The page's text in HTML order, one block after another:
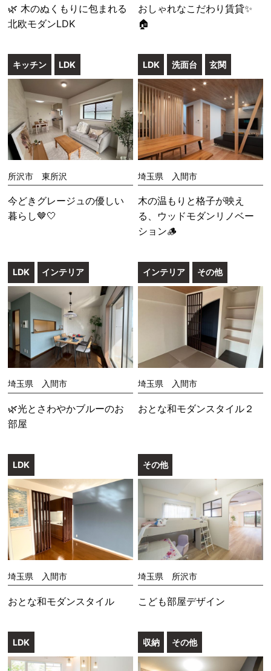
🌿 木のぬくもりに包まれる
北欧モダンLDK
おしゃれなこだわり賃貸✨
🏠
キッチン LDK
所沢市 東所沢
今どきグレージュの優しい
暮らし🤎🤍
LDK 洗面台 玄関
埼玉県 入間市
木の温もりと格子が映え
る、ウッドモダンリノベー
ション🪵
LDK インテリア
埼玉県 入間市
🌿光とさわやかブルーのお
部屋
インテリア その他
埼玉県 入間市
おとな和モダンスタイル２
LDK
埼玉県 入間市
おとな和モダンスタイル
その他
埼玉県 所沢市
こども部屋デザイン
LDK 収納 その他